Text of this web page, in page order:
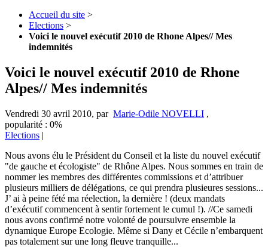
Accueil du site >
Elections >
Voici le nouvel exécutif 2010 de Rhone Alpes// Mes
indemnités
Voici le nouvel exécutif 2010 de Rhone
Alpes// Mes indemnités
Vendredi 30 avril 2010, par Marie-Odile NOVELLI ,
popularité : 0%
Elections |
Nous avons élu le Président du Conseil et la liste du nouvel exécutif
"de gauche et écologiste" de Rhône Alpes. Nous sommes en train de
nommer les membres des différentes commissions et d’attribuer
plusieurs milliers de délégations, ce qui prendra plusieures sessions...
J’ ai à peine fété ma réelection, la dernière ! (deux mandats
d’exécutif commencent à sentir fortement le cumul !). //Ce samedi
nous avons confirmé notre volonté de poursuivre ensemble la
dynamique Europe Ecologie. Même si Dany et Cécile n’embarquent
pas totalement sur une long fleuve tranquille...